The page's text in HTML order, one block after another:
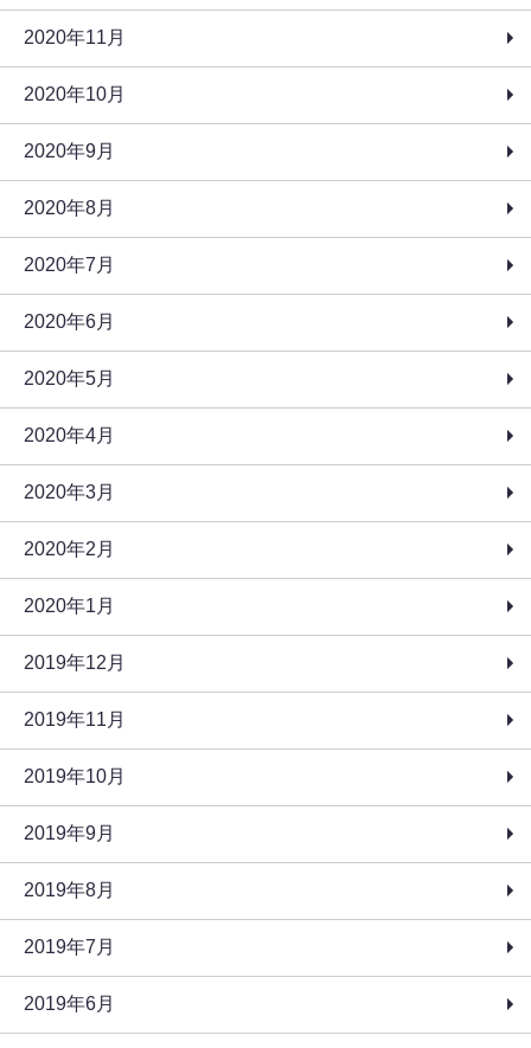
2020年11月
2020年10月
2020年9月
2020年8月
2020年7月
2020年6月
2020年5月
2020年4月
2020年3月
2020年2月
2020年1月
2019年12月
2019年11月
2019年10月
2019年9月
2019年8月
2019年7月
2019年6月